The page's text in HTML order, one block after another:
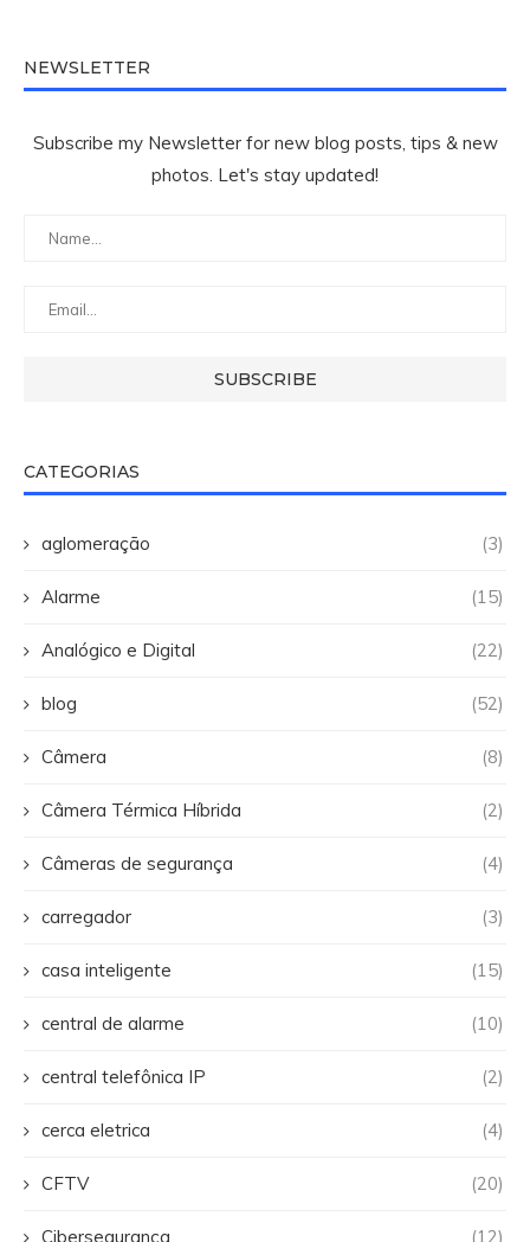
NEWSLETTER
Subscribe my Newsletter for new blog posts, tips & new
photos. Let's stay updated!
CATEGORIAS
aglomeração (3)
Alarme (15)
Analógico e Digital (22)
blog (52)
Câmera (8)
Câmera Térmica Híbrida (2)
Câmeras de segurança (4)
carregador (3)
casa inteligente (15)
central de alarme (10)
central telefônica IP (2)
cerca eletrica (4)
CFTV (20)
Cibersegurança (12)